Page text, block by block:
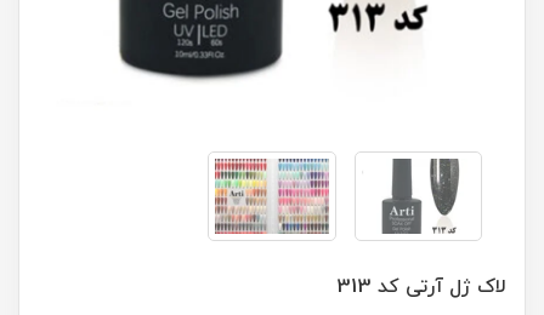
لاک ژل آرتی کد 313